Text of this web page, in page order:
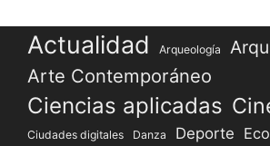
Actualidad Arqueología
Arte Contemporáneo
Ciencias aplicadas
Ciudades digitales Danza Deporte